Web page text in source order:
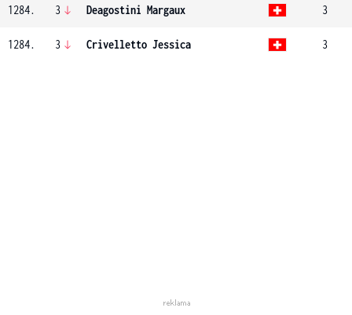
1284. 3 Deagostini Margaux 3
1284. 3 Crivelletto Jessica 3